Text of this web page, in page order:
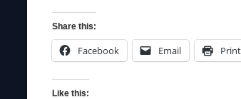
Share this:
Facebook Email Print
Like this: